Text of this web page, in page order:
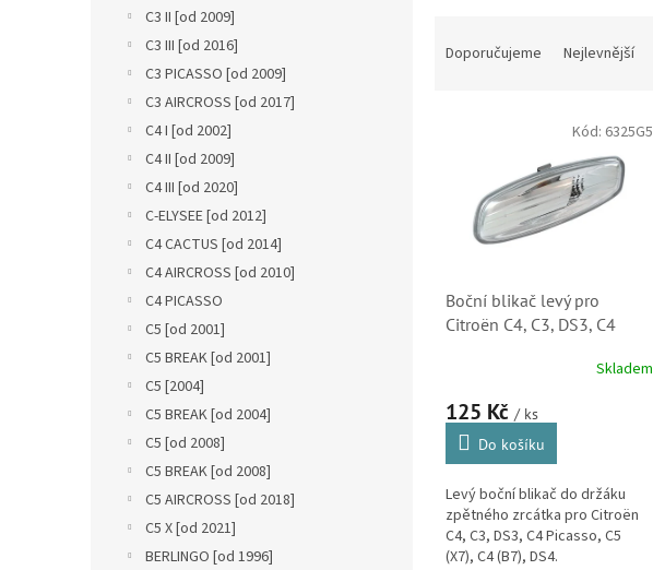
C3 II [od 2009]
C3 III [od 2016]
C3 PICASSO [od 2009]
C3 AIRCROSS [od 2017]
C4 I [od 2002]
C4 II [od 2009]
C4 III [od 2020]
C-ELYSEE [od 2012]
C4 CACTUS [od 2014]
C4 AIRCROSS [od 2010]
C4 PICASSO
C5 [od 2001]
C5 BREAK [od 2001]
C5 [2004]
C5 BREAK [od 2004]
C5 [od 2008]
C5 BREAK [od 2008]
C5 AIRCROSS [od 2018]
C5 X [od 2021]
BERLINGO [od 1996]
Doporučujeme Nejlevnější
Boční blikač levý pro
Citroën C4, C3, DS3, C4
DS4 (6325G5, 180358002)
Skladem
125 Kč / ks
Do košíku
Levý boční blikač do držáku
zpětného zrcátka pro Citroën
C4, C3, DS3, C4 Picasso, C5
(X7), C4 (B7), DS4.
Kód: 6325G5